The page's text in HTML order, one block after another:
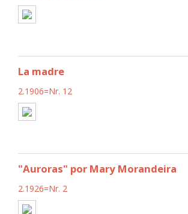
La madre
2.1906=Nr. 12
"Auroras" por Mary Morandeira
2.1926=Nr. 2